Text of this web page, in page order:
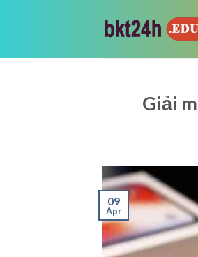
Giải
09
Apr